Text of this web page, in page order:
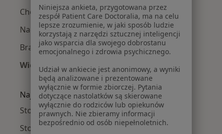
Choroby miazgi w Wrocławiu
Nadwrażliwość zębów w Wrocławiu
Braki zębowe w Wrocławiu
Więcej (15)
Więcej w kategorii: Najczęście leczone
Najpopularniejsze ubezpieczenia
Stomatolodzy z Allianz w Wrocławiu
Stomatolodzy z NFZ w Wrocławiu
Niniejsza ankieta, przygotowana przez
zespół Patient Care Doctoralia, ma na celu
lepsze zrozumienie, w jaki sposób ludzie
korzystają z narzędzi sztucznej inteligencji
jako wsparcia dla swojego dobrostanu
emocjonalnego i zdrowia psychicznego.
Udział w ankiecie jest anonimowy, a wyniki
będą analizowane i prezentowane
wyłącznie w formie zbiorczej. Pytania
dotyczące nastolatków są skierowane
wyłącznie do rodziców lub opiekunów
prawnych. Nie zbieramy informacji
bezpośrednio od osób niepełnoletnich.